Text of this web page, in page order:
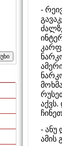
-
- ანუ
ამის